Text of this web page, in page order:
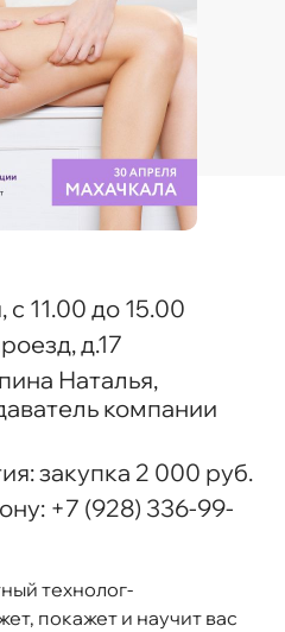
с 11.00 до 15.00
д.17
Наталья,
компании
закупка 2 000 руб.
+7 (928) 336-99-
технолог-
покажет и научит вас